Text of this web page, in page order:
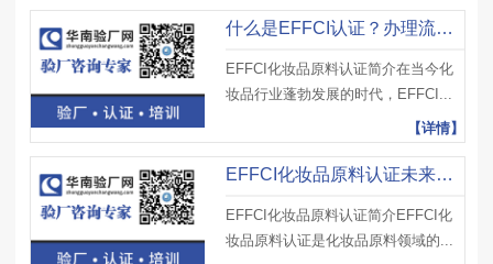
什么是EFFCI认证？办理流程是怎样的？企业如何顺利通过审核？
EFFCI化妆品原料认证简介在当今化
妆品行业蓬勃发展的时代，EFFCI...
【详情】
EFFCI化妆品原料认证未来发展趋势如何？企业该提前布局吗？
EFFCI化妆品原料认证简介EFFCI化
妆品原料认证是化妆品原料领域的...